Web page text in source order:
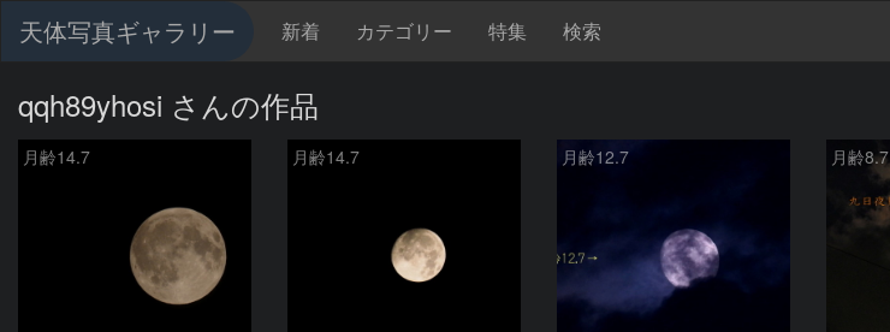
天体写真ギャラリー 新着 カテゴリー 特集 検索
qqh89yhosi さんの作品
月齢14.7 月齢14.7 月齢12.7 月齢8.7